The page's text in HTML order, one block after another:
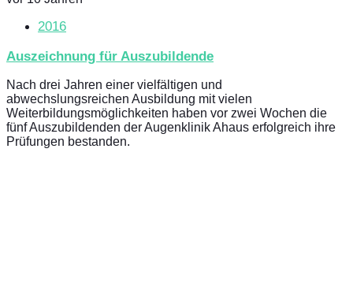
2016
Auszeichnung für Auszubildende
Nach drei Jahren einer vielfältigen und
abwechslungsreichen Ausbildung mit vielen
Weiterbildungsmöglichkeiten haben vor zwei Wochen die
fünf Auszubildenden der Augenklinik Ahaus erfolgreich ihre
Prüfungen bestanden.